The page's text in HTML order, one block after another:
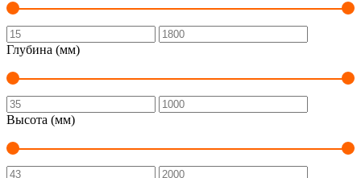
Глубина (мм)
Высота (мм)